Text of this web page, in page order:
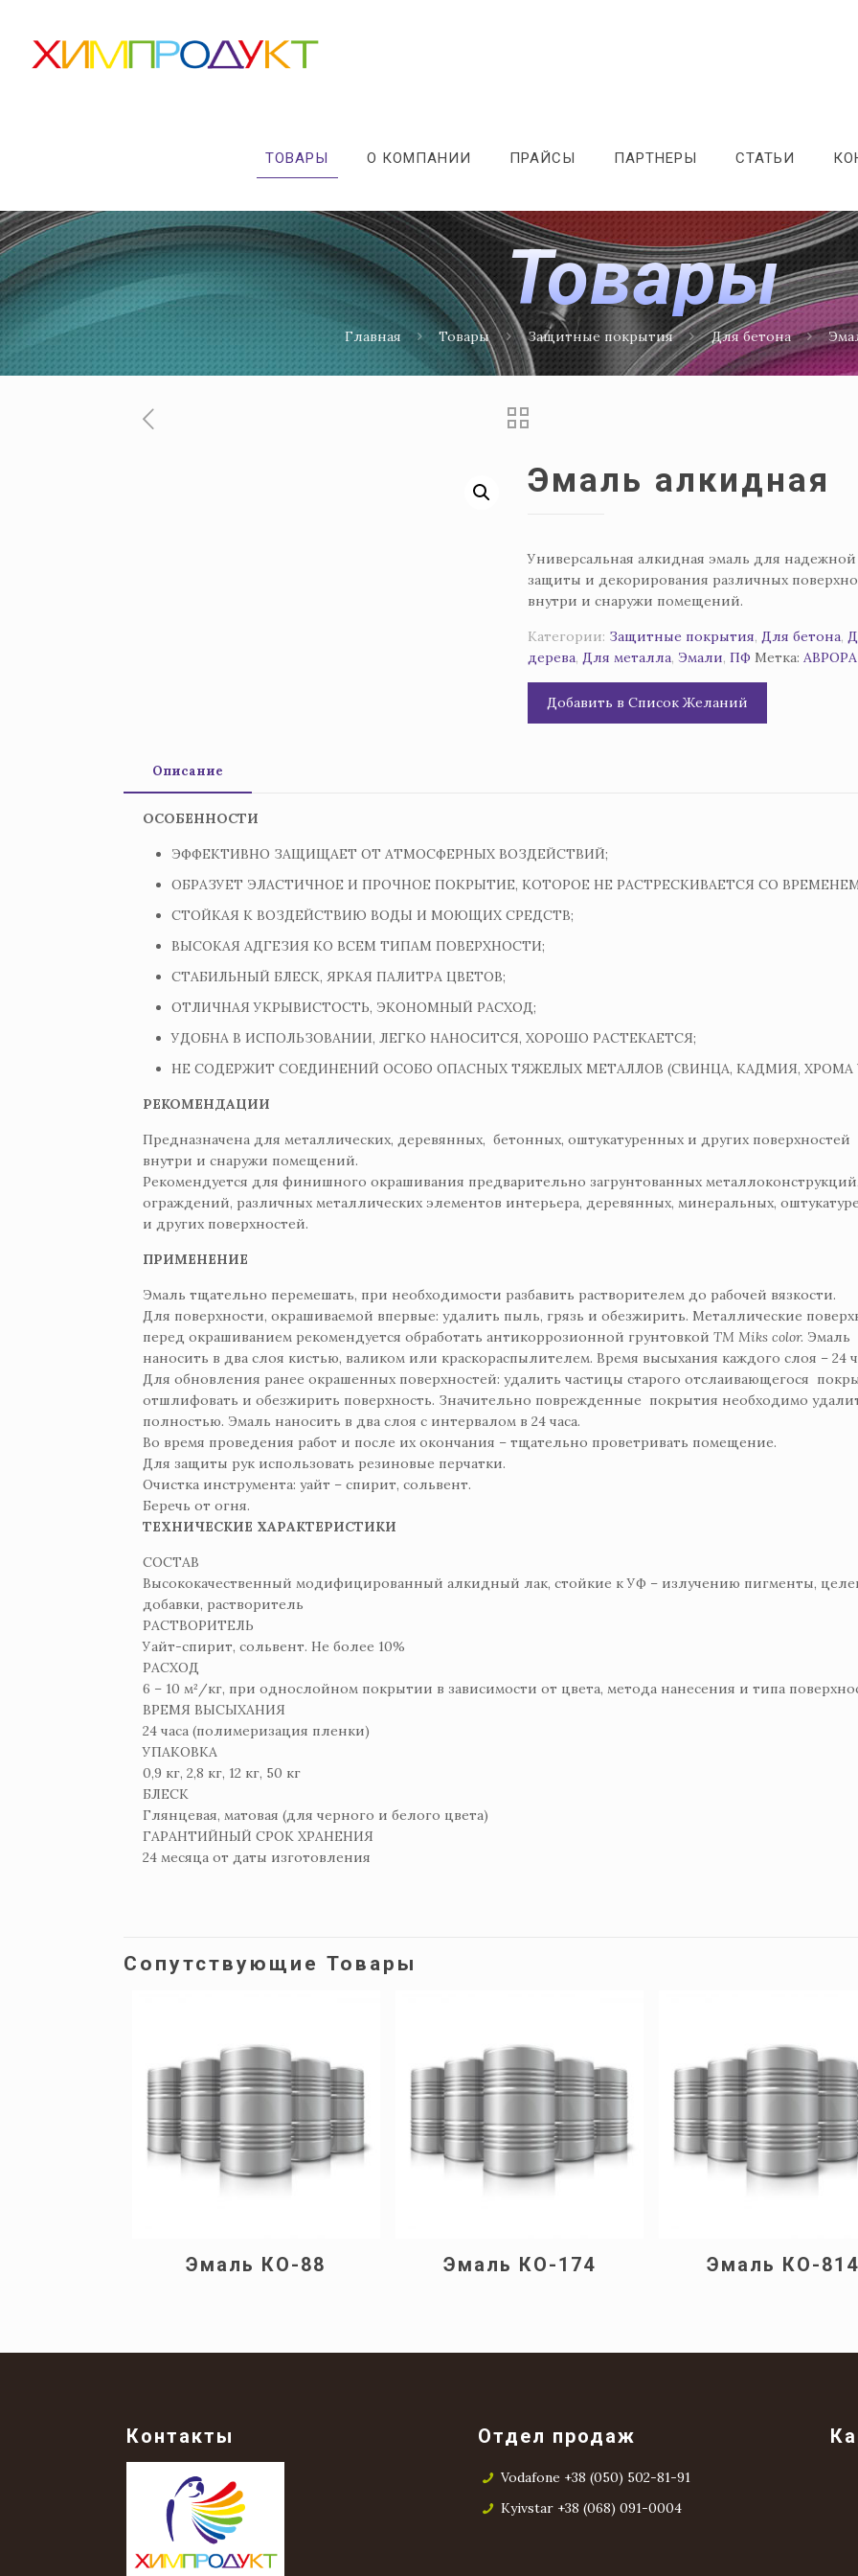
ТОВАРЫ О КОМПАНИИ ПРАЙСЫ ПАРТНЕРЫ СТАТЬИ
Товары
Главная Товары Защитные покрытия Для бетона
Эмаль алкидная
Универсальная алкидная эмаль для надежной
защиты и декорирования различных
внутри и снаружи помещений.
Категории: Защитные покрытия,Для бетона,
дерева,Для металла, Эмали,ПФ Метка:АВРОРА
Добавить в Список Желаний
Описание
OСОБЕННОСТИ
ЭФФЕКТИВНО ЗАЩИЩАЕТ ОТ АТМОСФЕРНЫХ ВОЗДЕЙСТВИЙ;
ОБРАЗУЕТ ЭЛАСТИЧНОЕ И ПРОЧНОЕ ПОКРЫТИЕ, КОТОРОЕ НЕ РАСТРЕСКИВАЕТСЯ СО
СТОЙКАЯ К ВОЗДЕЙСТВИЮ ВОДЫ И МОЮЩИХ СРЕДСТВ;
ВЫСОКАЯ АДГЕЗИЯ КО ВСЕМ ТИПАМ ПОВЕРХНОСТИ;
СТАБИЛЬНЫЙ БЛЕСК, ЯРКАЯ ПАЛИТРА ЦВЕТОВ;
ОТЛИЧНАЯ УКРЫВИСТОСТЬ, ЭКОНОМНЫЙ РАСХОД;
УДОБНА В ИСПОЛЬЗОВАНИИ, ЛЕГКО НАНОСИТСЯ, ХОРОШО РАСТЕКАЕТСЯ;
НЕ СОДЕРЖИТ СОЕДИНЕНИЙ ОСОБО ОПАСНЫХ ТЯЖЕЛЫХ МЕТАЛЛОВ (СВИНЦА, КАДМИЯ, ХРОМА
РЕКОМЕНДАЦИИ
Предназначена для металлических, деревянных, бетонных, оштукатуренных и других поверхностей
внутри и снаружи помещений.
Рекомендуется для финишного окрашивания предварительно загрунтованных металлоконструкций,
ограждений, различных металлических элементов интерьера, деревянных, минеральных,
и других поверхностей.
ПРИМЕНЕНИЕ
Эмаль тщательно перемешать, при необходимости разбавить растворителем до рабочей вязкости.
Для поверхности, окрашиваемой впервые: удалить пыль, грязь и обезжирить. Металлические
перед окрашиванием рекомендуется обработать антикоррозионной грунтовкойТМ Мiks color. Эмаль
наносить в два слоя кистью, валиком или краскораспылителем. Время высыхания каждого слоя – 24
Для обновления ранее окрашенных поверхностей: удалить частицы старого отслаивающегося
отшлифовать и обезжирить поверхность. Значительно поврежденные покрытия необходимо
полностью. Эмаль наносить в два слоя с интервалом в 24 часа.
Во время проведения работ и после их окончания – тщательно проветривать помещение.
Для защиты рук использовать резиновые перчатки.
Очистка инструмента: уайт – спирит, сольвент.
Беречь от огня.
ТЕХНИЧЕСКИЕ ХАРАКТЕРИСТИКИ
СОСТАВ
Высококачественный модифицированный алкидный лак, стойкие к УФ – излучению пигменты,
добавки, растворитель
РАСТВОРИТЕЛЬ
Уайт-спирит, сольвент. Не более 10%
РАСХОД
6 – 10 м²/кг, при однослойном покрытии в зависимости от цвета, метода нанесения и типа
ВРЕМЯ ВЫСЫХАНИЯ
24 часа (полимеризация пленки)
УПАКОВКА
0,9 кг, 2,8 кг, 12 кг, 50 кг
БЛЕСК
Глянцевая, матовая (для черного и белого цвета)
ГАРАНТИЙНЫЙ СРОК ХРАНЕНИЯ
24 месяца от даты изготовления
Сопутствующие Товары
Эмаль КО-88 Эмаль КО-174 Эмаль КО-814
Контакты Отдел продаж
Vodafone +38 (050) 502-81-91
Kyivstar +38 (068) 091-0004